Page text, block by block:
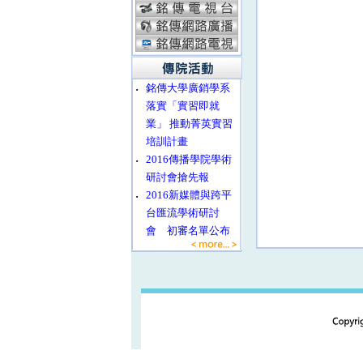
‧
銘傳大學廣銷學系
落實「實習即就
業」 推動菁英實習
培訓計畫
‧
2016傳播學院學術
研討會搶先報
‧
2016新媒體與跨平
台匯流學術研討
會 初審名單公布